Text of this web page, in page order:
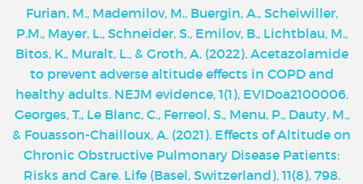
Furian, M., Mademilov, M., Buergin, A., Scheiwiller,
P.M., Mayer, L., Schneider, S., Emilov, B., Lichtblau, M.,
Bitos, K., Muralt, L., & Groth, A. (2022). Acetazolamide
to prevent adverse altitude effects in COPD and
healthy adults. NEJM evidence, 1(1), EVIDoa2100006.
Georges, T., Le Blanc, C., Ferreol, S., Menu, P., Dauty, M.,
& Fouasson-Chailloux, A. (2021). Effects of Altitude on
Chronic Obstructive Pulmonary Disease Patients:
Risks and Care. Life (Basel, Switzerland), 11(8), 798.